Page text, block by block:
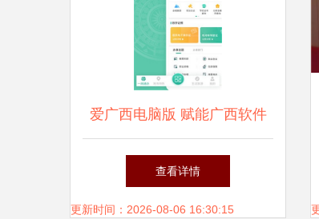
爱广西电脑版 赋能广西软件
开发的新篇章
查看详情
更新时间：2026-08-06 16:30:15